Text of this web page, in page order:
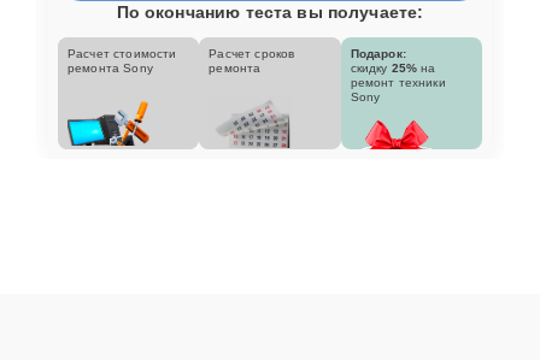
По окончанию теста вы получаете:
Расчет стоимости
ремонта Sony
Расчет сроков
ремонта
Подарок:
скидку 25% на
ремонт техники
Sony